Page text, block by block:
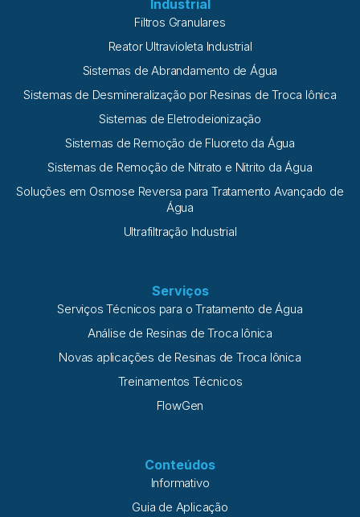
Industrial
Filtros Granulares
Reator Ultravioleta Industrial
Sistemas de Abrandamento de Água
Sistemas de Desmineralização por Resinas de Troca Iônica
Sistemas de Eletrodeionização
Sistemas de Remoção de Fluoreto da Água
Sistemas de Remoção de Nitrato e Nitrito da Água
Soluções em Osmose Reversa para Tratamento Avançado de
Água
Ultrafiltração Industrial
Serviços
Serviços Técnicos para o Tratamento de Água
Análise de Resinas de Troca Iônica
Novas aplicações de Resinas de Troca Iônica
Treinamentos Técnicos
FlowGen
Conteúdos
Informativo
Guia de Aplicação